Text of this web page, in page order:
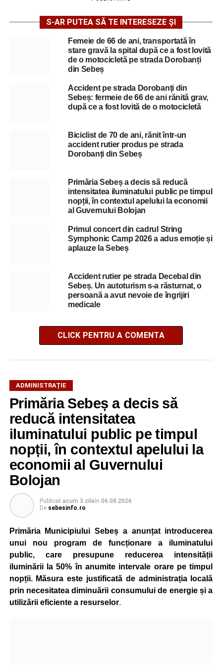
S-AR PUTEA SĂ TE INTERESEZE ȘI
Femeie de 66 de ani, transportată în
stare gravă la spital după ce a fost lovită
de o motocicletă pe strada Dorobanți
din Sebeș
Accident pe strada Dorobanți din
Sebeș: fermeie de 66 de ani rănită grav,
după ce a fost lovită de o motocicletă
Biciclist de 70 de ani, rănit într-un
accident rutier produs pe strada
Dorobanți din Sebeș
Primăria Sebeș a decis să reducă
intensitatea iluminatului public pe timpul
nopții, în contextul apelului la economii
al Guvernului Bolojan
Primul concert din cadrul String
Symphonic Camp 2026 a adus emoție și
aplauze la Sebeș
Accident rutier pe strada Decebal din
Sebeș. Un autoturism s-a răsturnat, o
persoană a avut nevoie de îngrijiri
medicale
CLICK PENTRU A COMENTA
ADMINISTRAȚIE
Primăria Sebeș a decis să
reducă intensitatea
iluminatului public pe timpul
nopții, în contextul apelului la
economii al Guvernului
Bolojan
Publicat acum 3 zileîn 06.08.2026
De sebesinfo.ro
Primăria Municipiului Sebeș a anunțat introducerea
unui nou program de funcționare a iluminatului
public, care presupune reducerea intensității
iluminării la 50% în anumite intervale orare pe timpul
nopții. Măsura este justificată de administrația locală
prin necesitatea diminuării consumului de energie și a
utilizării eficiente a resurselor.